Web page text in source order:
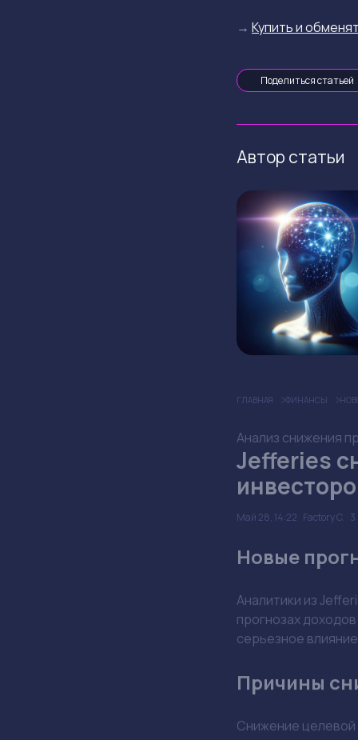
→ Купить и
Поделиться статьей
Автор статьи
Анализ снижения
Jefferies
Новые
Аналитики из
прогнозах
серьезное
Причины
Снижение